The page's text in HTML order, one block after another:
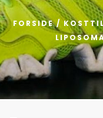
FORSIDE/